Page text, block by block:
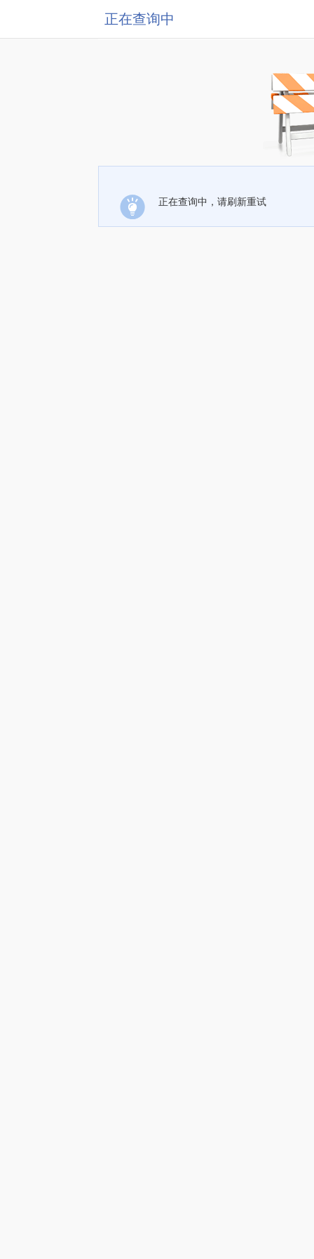
正在查询中
正在查询中，请刷新重试